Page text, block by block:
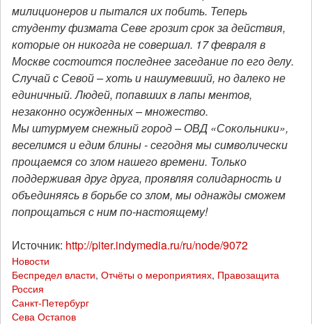
милиционеров и пытался их побить. Теперь
студенту физмата Севе грозит срок за действия,
которые он никогда не совершал. 17 февраля в
Москве состоится последнее заседание по его делу.
Случай с Севой – хоть и нашумевший, но далеко не
единичный. Людей, попавших в лапы ментов,
незаконно осужденных – множество.
Мы штурмуем снежный город – ОВД «Сокольники»,
веселимся и едим блины - сегодня мы символически
прощаемся со злом нашего времени. Только
поддерживая друг друга, проявляя солидарность и
объединяясь в борьбе со злом, мы однажды сможем
попрощаться с ним по-настоящему!
Источник: http://piter.indymedia.ru/ru/node/9072
Новости
Беспредел власти, Отчёты о мероприятиях, Правозащита
Россия
Санкт-Петербург
Сева Остапов